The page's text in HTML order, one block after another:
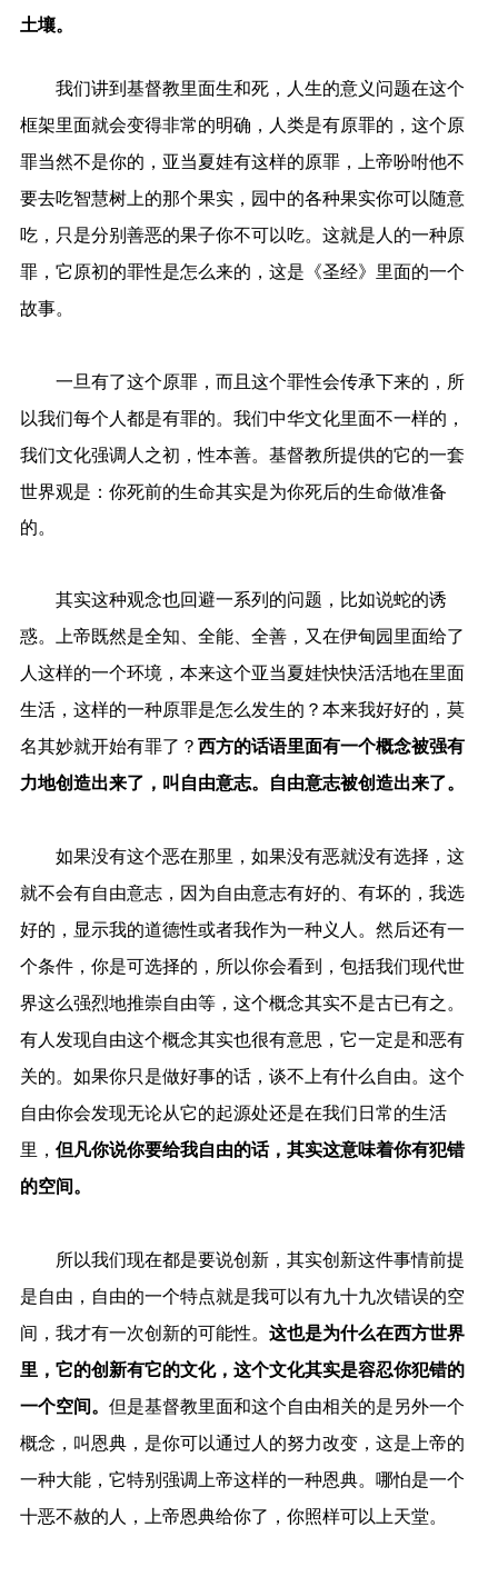
土壤。
我们讲到基督教里面生和死，人生的意义问题在这个
框架里面就会变得非常的明确，人类是有原罪的，这个原
罪当然不是你的，亚当夏娃有这样的原罪，上帝吩咐他不
要去吃智慧树上的那个果实，园中的各种果实你可以随意
吃，只是分别善恶的果子你不可以吃。这就是人的一种原
罪，它原初的罪性是怎么来的，这是《圣经》里面的一个
故事。
一旦有了这个原罪，而且这个罪性会传承下来的，所
以我们每个人都是有罪的。我们中华文化里面不一样的，
我们文化强调人之初，性本善。 基督教所提供的它的一套
世界观是： 你死前的生命其实是为你死后的生命做准备
的。
其实这种观念也回避一系列的问题，比如说蛇的诱
惑。上帝既然是全知、全能、全善，又在伊甸园里面给了
人这样的一个环境，本来这个亚当夏娃快快活活地在里面
生活，这样的一种原罪是怎么发生的？本来我好好的，莫
名其妙就开始有罪了？ 西方的话语里面有一个概念被强有
力地创造出来了，叫自由意志。自由意志被创造出来了。
如果没有这个恶在那里，如果没有恶就没有选择，这
就不会有自由意志，因为自由意志有好的、有坏的，我选
好的，显示我的道德性或者我作为一种义人。然后还有一
个条件，你是可选择的，所以你会看到，包括我们现代世
界这么强烈地推崇自由等，这个概念其实不是古已有之。
有人发现自由这个概念其实也很有意思，它一定是和恶有
关的。如果你只是做好事的话，谈不上有什么自由。这个
自由你会发现无论从它的起源处还是在我们日常的生活
里， 但凡你说你要给我自由的话，其实这意味着你有犯错
的空间。
所以我们现在都是要说创新，其实创新这件事情前提
是自由，自由的一个特点就是我可以有九十九次错误的空
间，我才有一次创新的可能性。 这也是为什么在西方世界
里，它的创新有它的文化，这个文化其实是容忍你犯错的
一个空间。 但是基督教里面和这个自由相关的是另外一个
概念，叫恩典，是你可以通过人的努力改变，这是上帝的
一种大能，它特别强调上帝这样的一种恩典。哪怕是一个
十恶不赦的人，上帝恩典给你了，你照样可以上天堂。